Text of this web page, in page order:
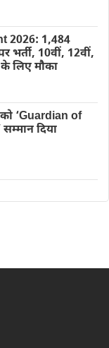
2026: 1,484
भर्ती, 10वीं, 12वीं,
लिए मौका
‘Guardian of
दिया